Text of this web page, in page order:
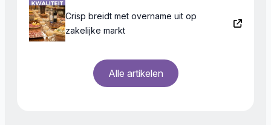
Crisp breidt met overname uit op
zakelijke markt
Alle artikelen